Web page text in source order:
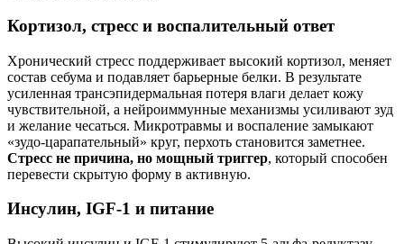
Кортизол, стресс и воспалительный ответ
Хронический стресс поддерживает высокий кортизол, меняет
состав себума и подавляет барьерные белки. В результате
усиленная трансэпидермальная потеря влаги делает кожу
чувствительной, а нейроиммунные механизмы усиливают зуд
и желание чесаться. Микротравмы и воспаление замыкают
«зудо-царапательный» круг, перхоть становится заметнее.
Стресс не причина, но мощный триггер, который способен
перевести скрытую форму в активную.
Инсулин, IGF‑1 и питание